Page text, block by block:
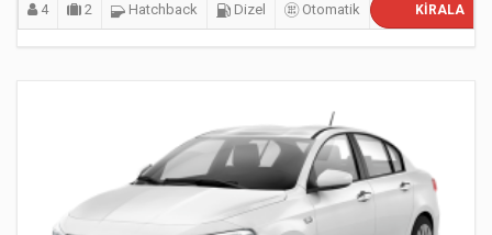
4 2 Hatchback Dizel Otomatik KIRALA